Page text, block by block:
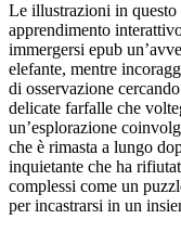
Le illustrazioni in
apprendimento
immergersi epub
elefante, mentre
di osservazione
delicate farfalle che
un’esplorazione
che è rimasta a lungo
inquietante che ha
complessi come un
per incastrarsi in un